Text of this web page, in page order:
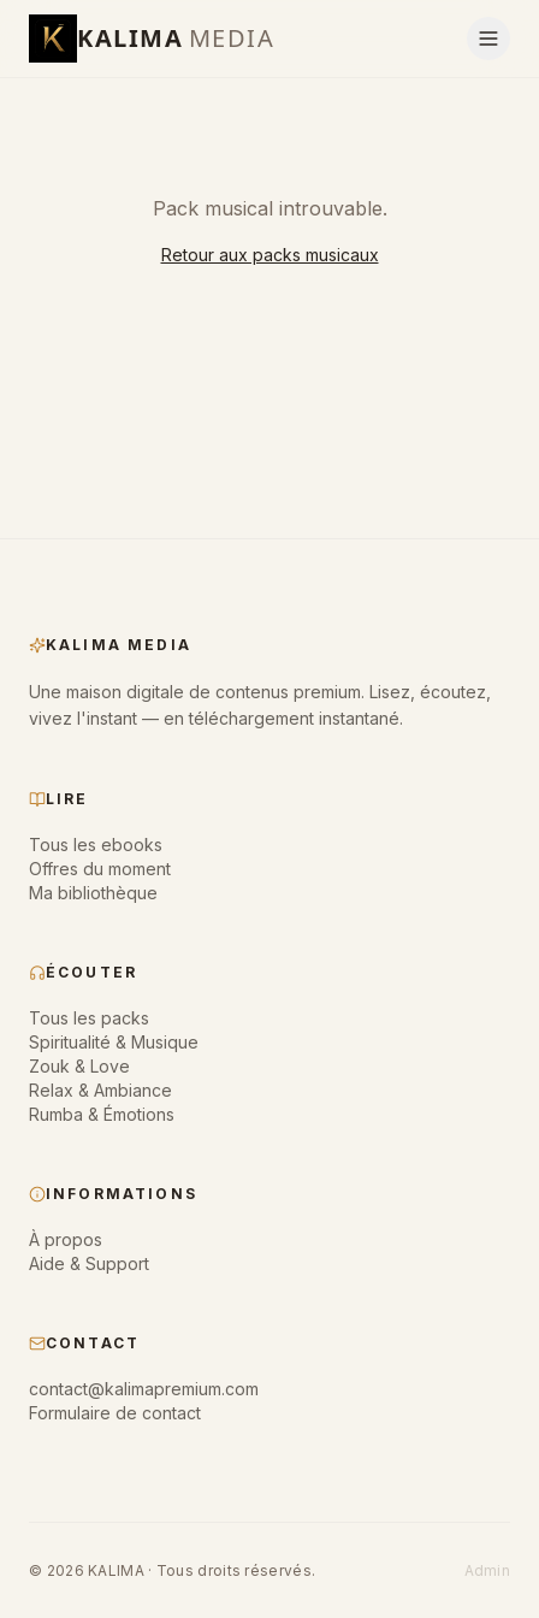
KALIMA MEDIA
Pack musical introuvable.
Retour aux packs musicaux
KALIMA MEDIA
Une maison digitale de contenus premium. Lisez, écoutez,
vivez l'instant — en téléchargement instantané.
LIRE
Tous les ebooks
Offres du moment
Ma bibliothèque
ÉCOUTER
Tous les packs
Spiritualité & Musique
Zouk & Love
Relax & Ambiance
Rumba & Émotions
INFORMATIONS
À propos
Aide & Support
CONTACT
contact@kalimapremium.com
Formulaire de contact
© 2026 KALIMA · Tous droits réservés. Admin